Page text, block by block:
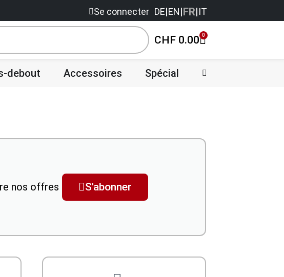
Se connecter DE|EN|FR|IT
CHF 0.00 0
debout Accessoires Spécial
nos offres
S'abonner